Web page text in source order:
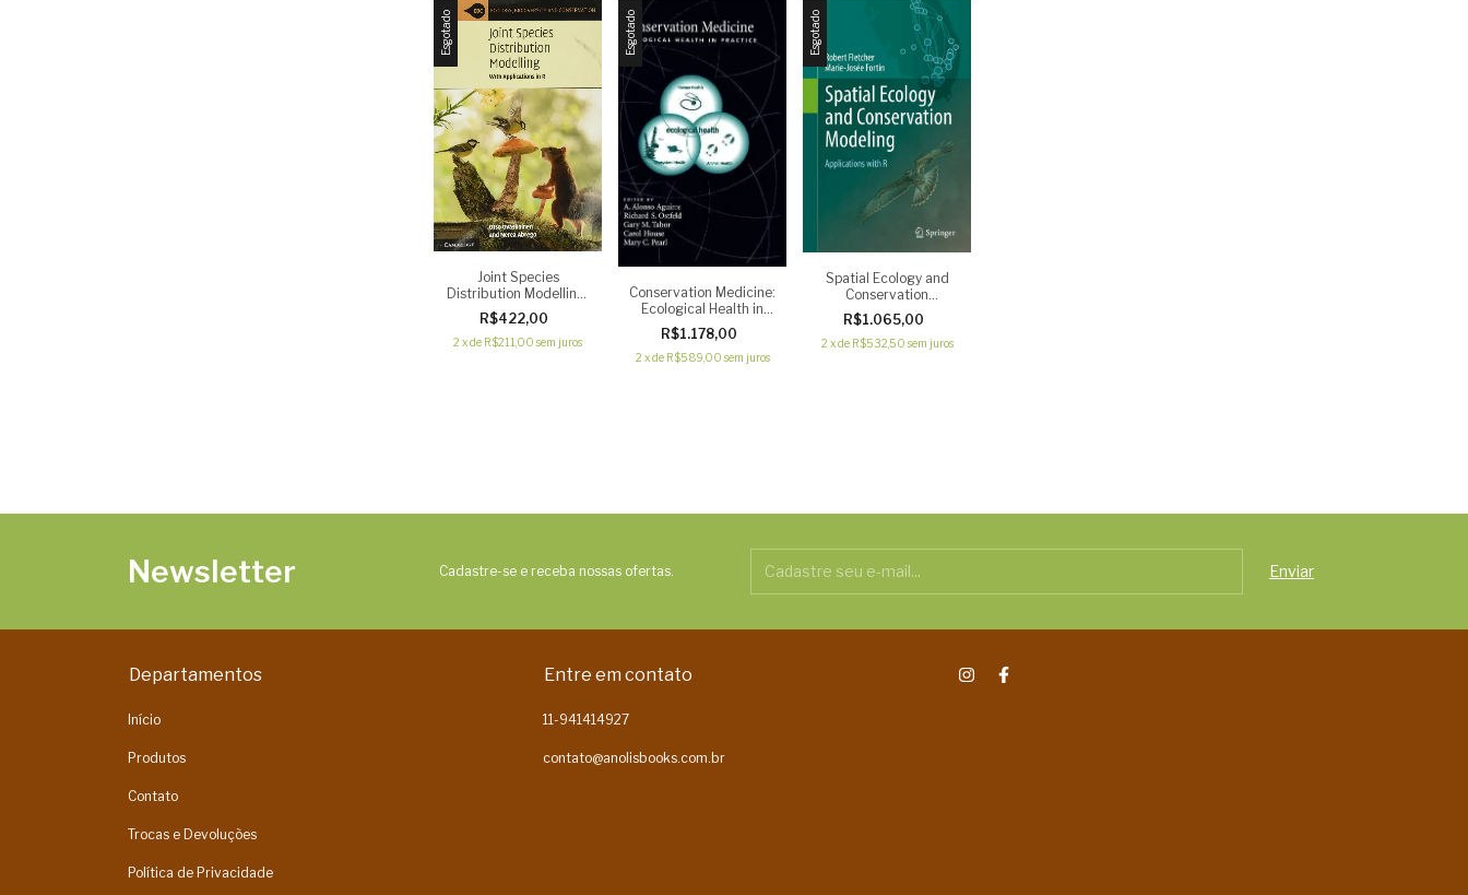
Esgotado
Joint Species
Distribution Modelling:
With Applications in R
R$422,00
2 xde R$211,00 sem juros
Esgotado
Conservation Medicine:
Ecological Health in
Practice
R$1.178,00
2 xde R$589,00 sem juros
Esgotado
Spatial Ecology and
Conservation
Modeling: Applications
with R
R$1.065,00
2 xde R$532,50 sem juros
Newsletter Cadastre-se e receba nossas ofertas.
Departamentos
Início
Produtos
Contato
Trocas e Devoluções
Política de Privacidade
Entre em contato
11-941414927
contato@anolisbooks.com.br